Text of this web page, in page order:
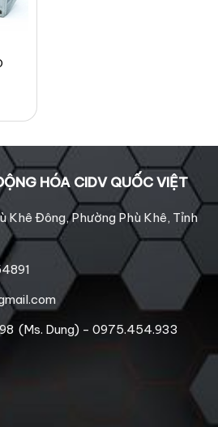
HÓA CIDV QUỐC VIỆT
Khê Đông, Phường Phù Khê, Tỉnh
(Ms. Dung) - 0975.454.933